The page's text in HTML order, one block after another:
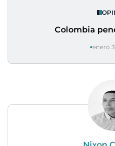
Colombia
enero